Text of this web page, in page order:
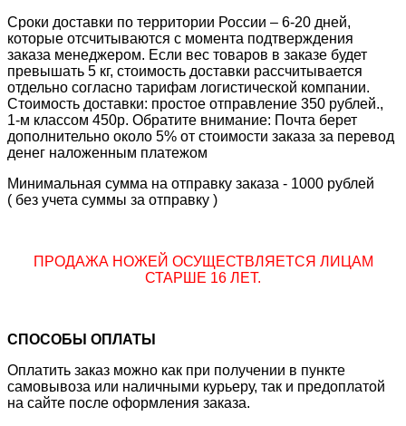
Сроки доставки по территории России – 6-20 дней,
которые отсчитываются с момента подтверждения
заказа менеджером. Если вес товаров в заказе будет
превышать 5 кг, стоимость доставки рассчитывается
отдельно согласно тарифам логистической компании.
Стоимость доставки: простое отправление 350 рублей.,
1-м классом 450р. Обратите внимание: Почта берет
дополнительно около 5% от стоимости заказа за перевод
денег наложенным платежом
Минимальная сумма на отправку заказа - 1000 рублей
( без учета суммы за отправку )
ПРОДАЖА НОЖЕЙ ОСУЩЕСТВЛЯЕТСЯ ЛИЦАМ
СТАРШЕ 16 ЛЕТ.
СПОСОБЫ ОПЛАТЫ
Оплатить заказ можно как при получении в пункте
самовывоза или наличными курьеру, так и предоплатой
на сайте после оформления заказа.